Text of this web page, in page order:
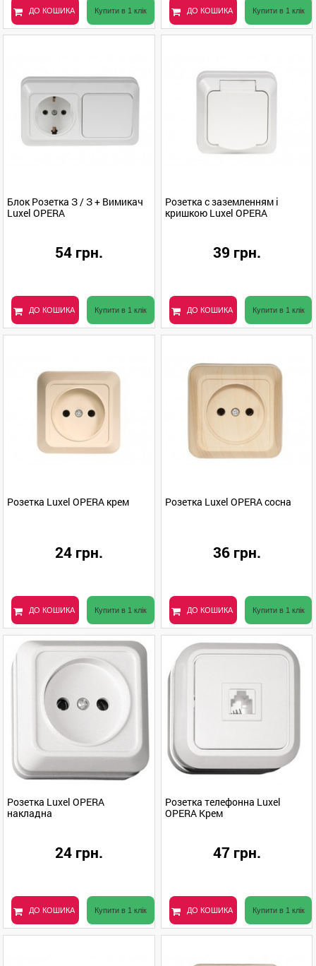
ДО КОШИКА Купити в 1 клік ДО КОШИКА Купити в 1 клік
Блок Розетка З / З + Вимикач
Luxel OPERA
54 грн.
ДО КОШИКА Купити в 1 клік
Розетка с заземленням і
кришкою Luxel OPERA
39 грн.
ДО КОШИКА Купити в 1 клік
Розетка Luxel OPERA крем
24 грн.
ДО КОШИКА Купити в 1 клік
Розетка Luxel OPERA сосна
36 грн.
ДО КОШИКА Купити в 1 клік
Розетка Luxel OPERA
накладна
24 грн.
ДО КОШИКА Купити в 1 клік
Розетка телефонна Luxel
OPERA Крем
47 грн.
ДО КОШИКА Купити в 1 клік